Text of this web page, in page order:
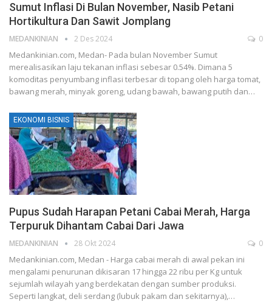
Sumut Inflasi Di Bulan November, Nasib Petani
Hortikultura Dan Sawit Jomplang
MEDANKINIAN 2 Des 2024 0
Medankinian.com, Medan- Pada bulan November Sumut
merealisasikan laju tekanan inflasi sebesar 0.54%. Dimana 5
komoditas penyumbang inflasi terbesar di topang oleh harga tomat,
bawang merah, minyak goreng, udang bawah, bawang putih dan…
EKONOMI BISNIS
Pupus Sudah Harapan Petani Cabai Merah, Harga
Terpuruk Dihantam Cabai Dari Jawa
MEDANKINIAN 28 Okt 2024 0
Medankinian.com, Medan - Harga cabai merah di awal pekan ini
mengalami penurunan dikisaran 17 hingga 22 ribu per Kg untuk
sejumlah wilayah yang berdekatan dengan sumber produksi.
Seperti langkat, deli serdang (lubuk pakam dan sekitarnya),…